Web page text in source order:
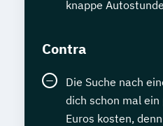
knappe
Contra
Die Suche nach
dich schon mal
Euros kosten,